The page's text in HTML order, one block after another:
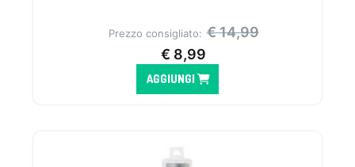
Prezzo consigliato: €14,99
€ 8,99
AGGIUNGI